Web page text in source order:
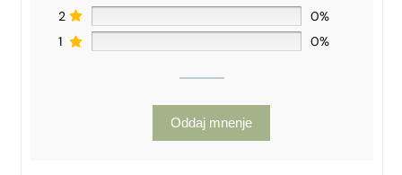
2
0%
1
0%
Oddaj mnenje